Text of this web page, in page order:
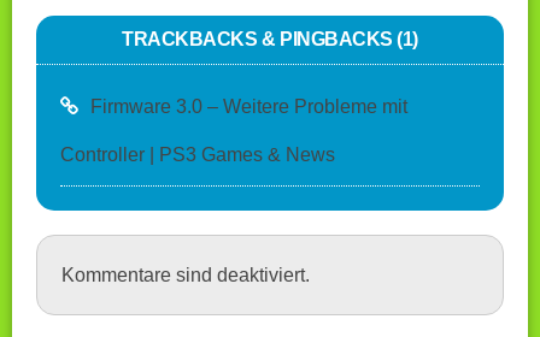
TRACKBACKS & PINGBACKS (1)
Firmware 3.0 – Weitere Probleme mit
Controller | PS3 Games & News
Kommentare sind deaktiviert.